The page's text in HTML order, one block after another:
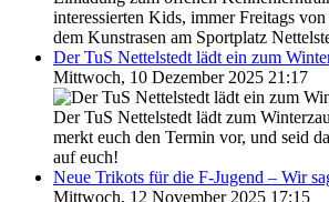
interessierten Kids, immer Freitags
dem Kunstrasen am Sportplatz
Der TuS Nettelstedt lädt ein zum
Mittwoch, 10 Dezember 2025 21:17
Der TuS Nettelstedt lädt zum
merkt euch den Termin vor, und seid
auf euch!
Neue Trikots für die F-Jugend – Wir
Mittwoch, 12 November 2025 17:15